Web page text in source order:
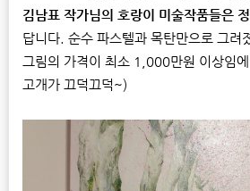
김남표 작가님의 호랑이 미술작품들은
답니다. 순수 파스텔과 목탄만으로 그려
그림의 가격이 최소 1,000만원 이상임
고개가 끄덕끄덕~)